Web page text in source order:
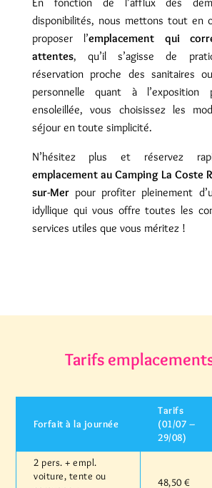
disponibilités, nous mettons tout en
proposer l’emplacement qui
attentes, qu’il s’agisse de
réservation proche des sanitaires
personnelle quant à
ensoleillée, vous choisissez les
séjour en toute simplicité.
N’hésitez plus et réservez
emplacement au Camping La Coste
sur-Mer pour profiter pleinement
idyllique qui vous offre toutes les
services utiles que vous méritez !
Tarifs
Forfait à la journée
Tarifs
(01/07 –
29/08)
2 pers. + empl.
voiture, tente ou
48,50 €